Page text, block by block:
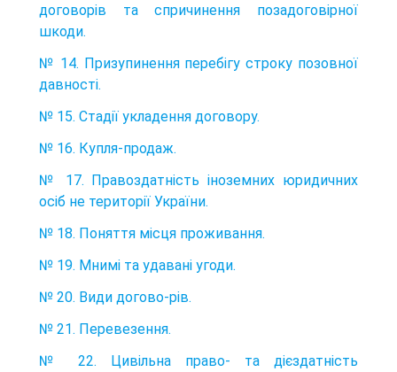
договорів та спричинення позадоговірної
шкоди.
№ 14. Призупинення перебігу строку позовної
давності.
№ 15. Стадії укладення договору.
№ 16. Купля-продаж.
№ 17. Правоздатність іноземних юридичних
осіб не території України.
№ 18. Поняття місця проживання.
№ 19. Мнимі та удавані угоди.
№ 20. Види догово-рів.
№ 21. Перевезення.
№ 22. Цивільна право- та дієздатність